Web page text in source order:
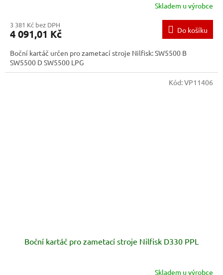
Skladem u výrobce
3 381 Kč bez DPH
4 091,01 Kč Do košíku
Boční kartáč určen pro zametací stroje Nilfisk: SW5500 B
SW5500 D SW5500 LPG
Boční kartáč pro zametací stroje Nilfisk D330 PPL
Skladem u výrobce
Kód:VP11406